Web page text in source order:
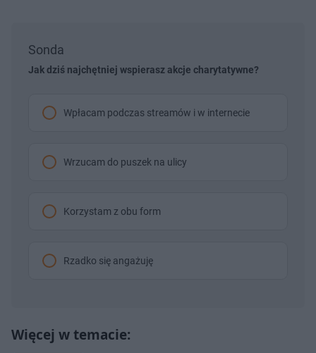
Sonda
Jak dziś najchętniej wspierasz akcje charytatywne?
Wpłacam podczas streamów i w internecie
Wrzucam do puszek na ulicy
Korzystam z obu form
Rzadko się angażuję